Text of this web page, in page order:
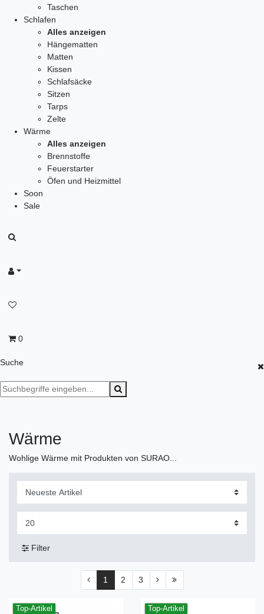
Taschen
Schlafen
Alles anzeigen
Hängematten
Matten
Kissen
Schlafsäcke
Sitzen
Tarps
Zelte
Wärme
Alles anzeigen
Brennstoffe
Feuerstarter
Öfen und Heizmittel
Soon
Sale
0
Suche
Wärme
Wohlige Wärme mit Produkten von SURAO...
Filter
1 2 3
Top-Artikel Top-Artikel